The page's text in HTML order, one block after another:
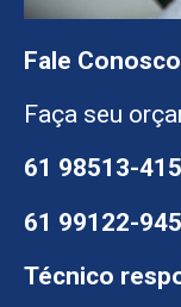
Fale Conosco
Faça seu
61 98513-
61 99122-
Técnico